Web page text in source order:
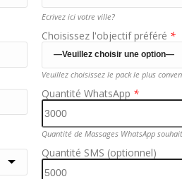
Ecrivez ici votre ville?
Choisissez l'objectif préféré *
Veuillez choisissez le pack le plus
Quantité WhatsApp *
Quantité de Massages WhatsApp
Quantité SMS (optionnel)